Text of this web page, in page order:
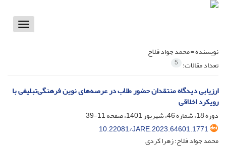
Toggle
نویسنده =محمد جواد فلاح
تعداد مقالات: 5
ارزیابی دیدگاه منتقدان حضور طلاب در عرصه‌های نوین فرهنگی‌تبلیغی با
رویکرد اخلاقی
دوره 18، شماره 46، شهریور 1401، صفحه
11-39
10.22081/JARE.2023.64601.1771
محمد جواد فلاح؛ زهرا کردی